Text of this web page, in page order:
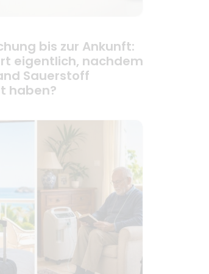
bis zur Ankunft:
eigentlich, nachdem
Sauerstoff
haben?